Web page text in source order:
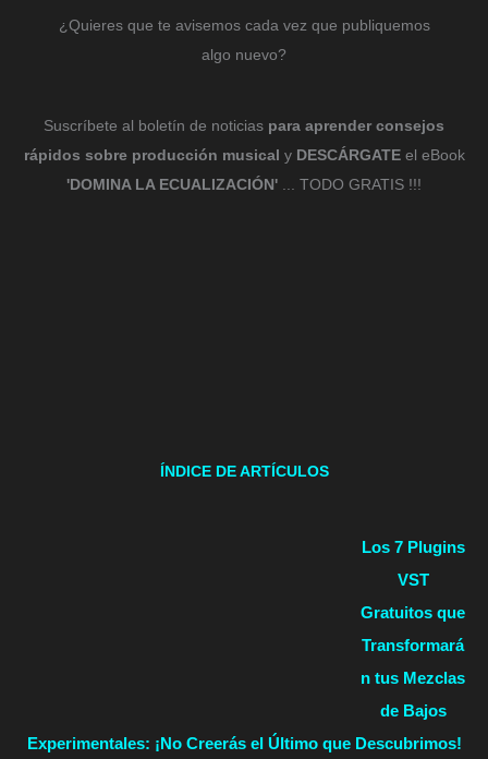
¿Quieres que te avisemos cada vez que publiquemos
algo nuevo?
Suscríbete al boletín de noticias para aprender consejos
rápidos sobre producción musical y DESCÁRGATEel eBook
'DOMINA LA ECUALIZACIÓN' ... TODO GRATIS !!!
ÍNDICE DE ARTÍCULOS
Los 7 Plugins
VST
Gratuitos que
Transformará
n tus Mezclas
de Bajos
Experimentales: ¡No Creerás el Último que Descubrimos!